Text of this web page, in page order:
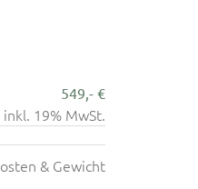
549,- €
inkl. 19% MwSt.
& Gewicht